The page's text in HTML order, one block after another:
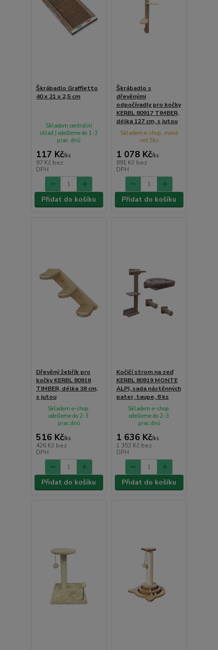
Škrábadlo Graffietto
40 x 21 x 2,5 cm
117 Kč/ks
97 Kč bez
DPH
Skladem centrální
sklad | odešleme do 1-3
prac. dnů
Přidat do košíku
Škrábadlo s
dřevěnými
odpočívadly pro kočky
KERBL 80917 TIMBER,
délka 127 cm, s jutou
1 078 Kč/ks
891 Kč bez
DPH
Skladem e-shop, méně
než 5ks
Přidat do košíku
Dřevěný žebřík pro
kočky KERBL 80916
TIMBER, délka 38 cm,
s jutou
516 Kč/ks
426 Kč bez
DPH
Skladem e-shop,
odešleme do 2-3
prac.dnů
Přidat do košíku
Kočičí strom na zeď
KERBL 80919 MONTE
ALPI, sada nástěnných
pater, taupe, 8 ks
1 636 Kč/ks
1 352 Kč bez
DPH
Skladem e-shop,
odešleme do 2-3
prac.dnů
Přidat do košíku